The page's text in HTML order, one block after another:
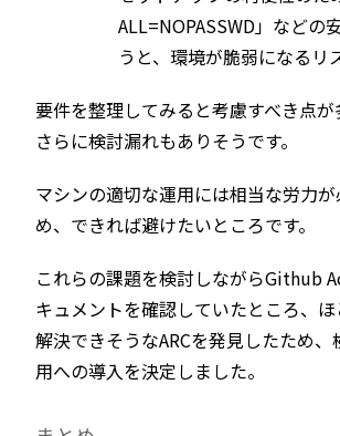
ALL=NOPASSWD」などの
うと、環境が脆弱になるリ
要件を整理してみると考慮すべき点が
さらに検討漏れもありそうです。
マシンの適切な運用には相当な労力
め、できれば避けたいところです。
これらの課題を検討しながらGithub
キュメントを確認していたところ、
解決できそうなARCを発見したため
用への導入を決定しました。